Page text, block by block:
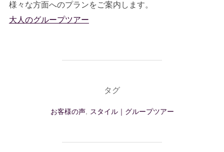
様々な方面へのプランをご案内します。
大人のグループツアー
タグ
お客様の声, スタイル｜グループツアー